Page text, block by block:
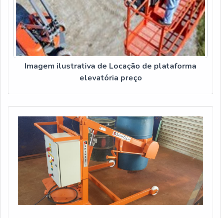
Imagem ilustrativa de Locação de plataforma
elevatória preço